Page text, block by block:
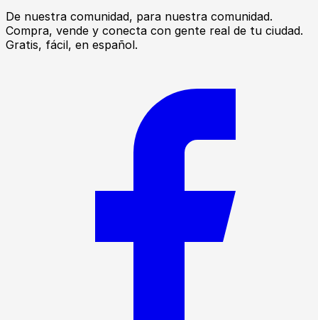
De nuestra comunidad, para nuestra comunidad.
Compra, vende y conecta con gente real de tu ciudad.
Gratis, fácil, en español.